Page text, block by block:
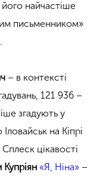
його найчастіше
письменником»
– в контексті
121 936 –
згадують у
на Кіпрі
цікавості
Купріян «Я, Ніна» –